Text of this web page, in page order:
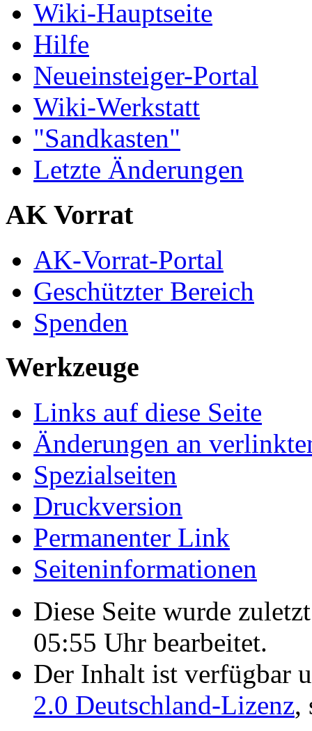
Wiki-Hauptseite
Hilfe
Neueinsteiger-Portal
Wiki-Werkstatt
"Sandkasten"
Letzte Änderungen
AK Vorrat
AK-Vorrat-Portal
Geschützter Bereich
Spenden
Werkzeuge
Links auf diese Seite
Änderungen an
Spezialseiten
Druckversion
Permanenter Link
Seiten­­informationen
Diese Seite wurde
05:55 Uhr bearbeitet.
Der Inhalt ist verfügbar
2.0 Deutschland-Lizenz,